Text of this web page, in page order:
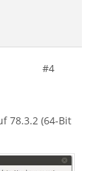
#4
78.3.2 (64-Bit